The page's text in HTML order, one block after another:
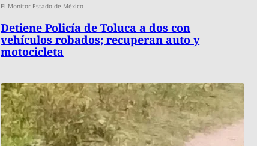
El Monitor Estado de México
Detiene Policía de Toluca a dos con
vehículos robados; recuperan auto y
motocicleta